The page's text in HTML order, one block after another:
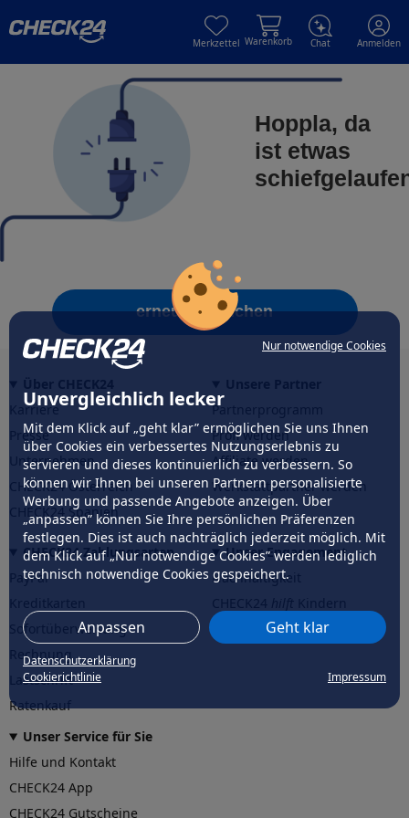
Nur notwendige Cookies
Unvergleichlich lecker
Mit dem Klick auf „geht klar” ermöglichen Sie uns Ihnen
über Cookies ein verbessertes Nutzungserlebnis zu
servieren und dieses kontinuierlich zu verbessern. So
können wir Ihnen bei unseren Partnern personalisierte
Werbung und passende Angebote anzeigen. Über
„anpassen” können Sie Ihre persönlichen Präferenzen
festlegen. Dies ist auch nachträglich jederzeit möglich. Mit
dem Klick auf „Nur notwendige Cookies” werden lediglich
technisch notwendige Cookies gespeichert.
Anpassen Geht klar
Datenschutzerklärung
Cookierichtlinie
Impressum
Merkzettel Warenkorb Chat Anmelden
Hoppla, da
ist etwas
erneut versuchen
Karriere
Presse
Unternehmen
CHECK24 Österreich
CHECK24 Spanien
Partnerprogramm
Profi werden
Affiliate werden
Werkstattpartner werden
CHECK24 Zahlungsarten
PayPal
Sofortüberweisung
Rechnung
Lastschrift
Ratenkauf
Unser Engagement
Nachhaltigkeit
CHECK24hilftder Natur
Unser Service für Sie
Hilfe und Kontakt
CHECK24 App
CHECK24 Gutscheine